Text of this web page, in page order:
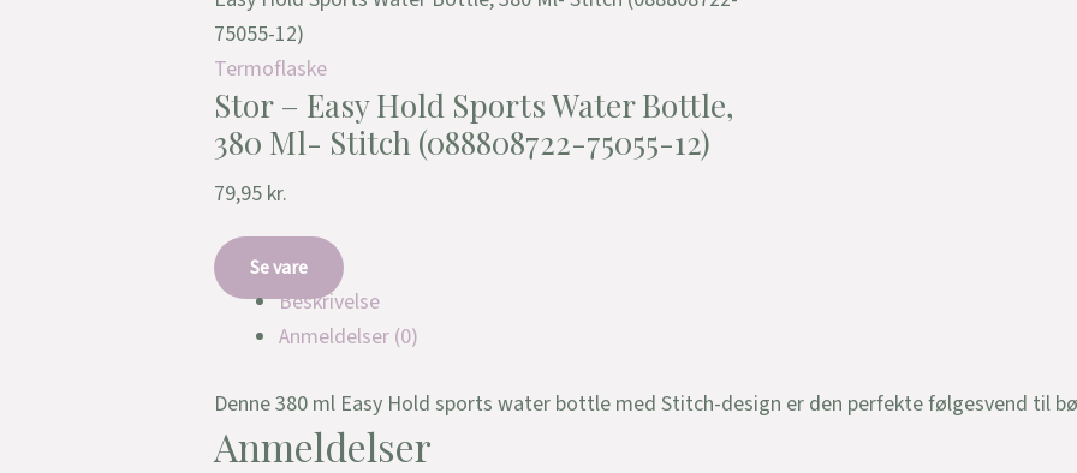
75055-12)
Termoflaske
Stor – Easy Hold Sports Water Bottle,
380 Ml- Stitch (088808722-75055-12)
79,95 kr.
Se vare
Beskrivelse
Anmeldelser (0)
Denne 380 ml Easy Hold sports water bottle med Stitch-design er den perfekte følgesvend til
Anmeldelser